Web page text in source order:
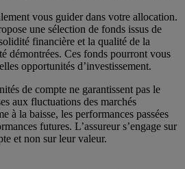
vous guider dans votre allocation.
une sélection de fonds issus de
financière et la qualité de la
démontrées. Ces fonds pourront vous
opportunités d’investissement.
de compte ne garantissent pas le
aux fluctuations des marchés
à la baisse, les performances passées
futures. L’assureur s’engage sur
et non sur leur valeur.